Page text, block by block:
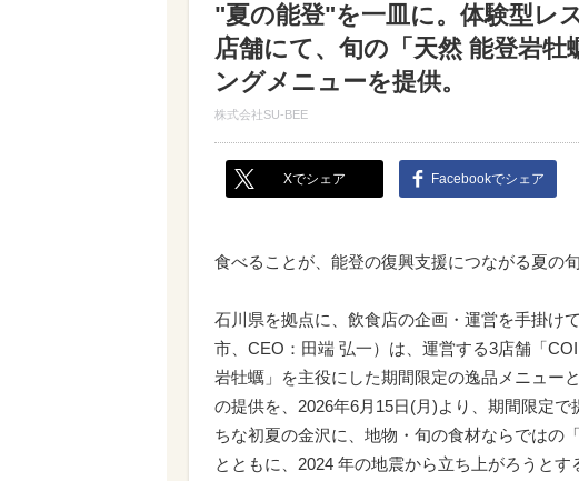
"夏の能登"を一皿に。体験型レ
店舗にて、旬の「天然 能登岩
ングメニューを提供。
株式会社SU-BEE
Xでシェア Facebookでシェア
食べることが、能登の復興支援につながる夏の
石川県を拠点に、飲食店の企画・運営を手掛け
市、CEO：田端 弘一）は、運営する3店舗「
岩牡蠣」を主役にした期間限定の逸品メニュー
の提供を、2026年6月15日(月)より、期間限定
ちな初夏の金沢に、地物・旬の食材ならではの
とともに、2024 年の地震から立ち上がろうと